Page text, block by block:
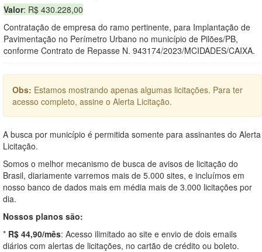
Valor: R$ 430.228,00
Contratação de empresa do ramo pertinente, para Implantação de
Pavimentação no Perímetro Urbano no município de Pilões/PB,
conforme Contrato de Repasse N. 943174/2023/MCIDADES/CAIXA.
Obs: Estamos mostrando apenas algumas licitações. Para ter
acesso completo, assine o Alerta Licitação.
A busca por município é permitida somente para assinantes do Alerta
Licitação.
Somos o melhor mecanismo de busca de avisos de licitação do
Brasil, diariamente varremos mais de 5.000 sites, e incluímos em
nosso banco de dados mais em média mais de 3.000 licitações por
dia.
Nossos planos são:
* R$ 44,90/mês: Acesso ilimitado ao site e envio de dois emails
diários com alertas de licitações, no cartão de crédito ou boleto.